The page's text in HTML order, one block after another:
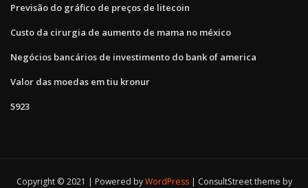
Previsão do gráfico de preços de litecoin
Custo da cirurgia de aumento de mama no méxico
Negócios bancários de investimento do bank of america
Valor das moedas em tiu kronur
5923
Copyright © 2021 | Powered byWordPress ConsultStreet theme by